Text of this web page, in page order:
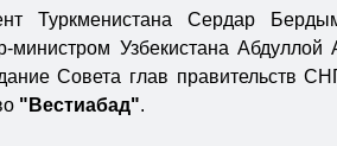
Туркменистана Сердар
министром Узбекистана
Совета глав правительств
"Вестиабад".